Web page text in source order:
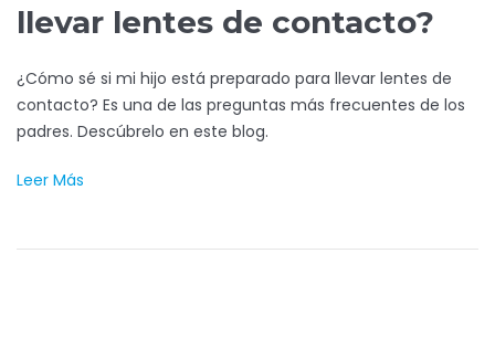
llevar lentes de contacto?
¿Cómo sé si mi hijo está preparado para llevar lentes de
contacto? Es una de las preguntas más frecuentes de los
padres. Descúbrelo en este blog.
Leer Más